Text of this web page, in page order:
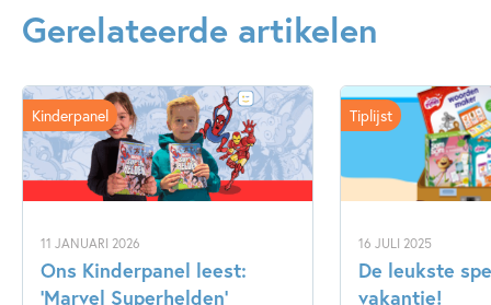
Gerelateerde artikelen
11 JANUARI 2026
Ons Kinderpanel leest:
‘Marvel Superhelden’
Kinderpanel
16 JULI 2025
De leukste
vakantie!
Tiplijst